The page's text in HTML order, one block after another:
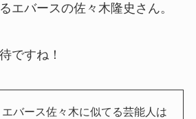
エバースの佐々木隆史さん。
ですね！
エバース佐々木に似てる芸能人は